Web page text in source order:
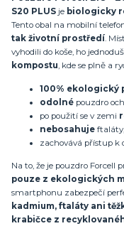
S20 PLUS je biologicky
Tento obal na mobilní
tak životní prostředí.
vyhodili do koše, ho
kompostu, kde se plně a
100% ekologický
odolné pouzdro
po použití se v zemi
nebosahuje
zachovává přístup
Na to, že je pouzdro Forcell
pouze z ekologických
smartphonu zabezpečí
kadmium, ftaláty ani
krabičce z